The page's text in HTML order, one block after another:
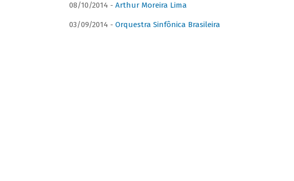
08/10/2014 - Arthur Moreira Lima
03/09/2014 - Orquestra Sinfônica Brasileira